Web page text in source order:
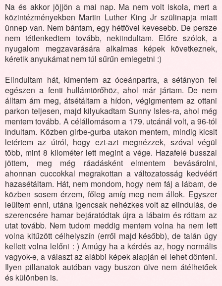
Na és akkor jöjjön a mai nap. Ma nem volt iskola, mert a
közintézményekben Martin Luther King Jr szülinapja miatt
ünnep van. Nem bántam, egy hétfővel kevesebb. De persze
nem tétlenkedtem tovább, nekiindultam. Előre szólok, a
nyugalom megzavarására alkalmas képek következnek,
kéretik anyukámat nem túl sűrűn emlegetni :)
Elindultam hát, kimentem az óceánpartra, a sétányon fel
egészen a fenti hullámtörőhöz, ahol már jártam. De nem
álltam ám meg, átsétáltam a hídon, végigmentem az ottani
parkon teljesen, majd kilyukadtam Sunny Isles-ra, ahol még
mentem tovább. A célállomásom a 179. utcánál volt, a 96-tól
indultam. Közben girbe-gurba utakon mentem, mindig kicsit
letértem az útról, hogy ezt-azt megnézzek, szóval végül
több, mint 8 kilométer lett megint a vége. Hazafelé busszal
jöttem, meg még ráadásként elmentem bevásárolni,
ahonnan cuccokkal megrakottan a változatosság kedvéért
hazasétáltam. Hát, nem mondom, hogy nem fáj a lábam, de
közben sosem érzem, főleg amíg meg nem állok. Egyszer
leültem enni, utána igencsak nehézkes volt az elindulás, de
szerencsére hamar bejáratódtak újra a lábaim és róttam az
utat tovább. Nem tudom meddig mentem volna ha nem lett
volna kitűzött célhelyszín (erről majd később), de talán úgy
kellett volna lelőni : ) Amúgy ha a kérdés az, hogy normális
vagyok-e, a választ az alábbi képek alapján el lehet dönteni.
Ilyen pillanatok autóban vagy buszon ülve nem átélhetőek
és különben is.